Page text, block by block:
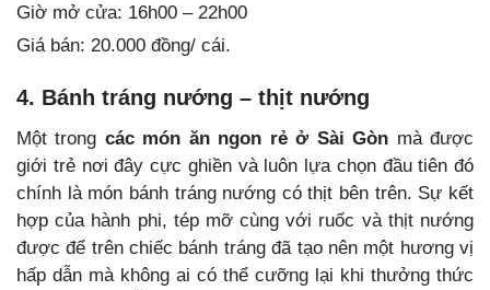
Giờ mở cửa: 16h00 – 22h00
Giá bán: 20.000 đồng/ cái.
4. Bánh tráng nướng – thịt nướng
Một trong các món ăn ngon rẻ ở Sài Gòn mà được
giới trẻ nơi đây cực ghiền và luôn lựa chọn đầu tiên đó
chính là món bánh tráng nướng có thịt bên trên. Sự kết
hợp của hành phi, tép mỡ cùng với ruốc và thịt nướng
được để trên chiếc bánh tráng đã tạo nên một hương vị
hấp dẫn mà không ai có thể cưỡng lại khi thưởng thức